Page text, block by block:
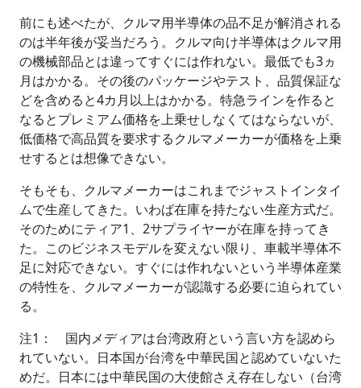
前にも述べたが、クルマ用半導体の品不足が解消される
のは半年後が妥当だろう。クルマ向け半導体はクルマ用
の機械部品とは違ってすぐには作れない。最低でも3ヵ
月はかかる。その後のパッケージやテスト、品質保証な
どを含めると4カ月以上はかかる。特急ラインを作ると
なるとプレミアム価格を上乗せしなくてはならないが、
低価格で高品質を要求するクルマメーカーが価格を上乗
せするとは想像できない。
そもそも、クルマメーカーはこれまでジャストインタイ
ムで生産してきた。いわば在庫を持たない生産方式だ。
そのためにティア1、2サプライヤーが在庫を持ってき
た。このビジネスモデルを変えない限り、車載半導体不
足に対応できない。すぐには作れないという半導体産業
の特性を、クルマメーカーが認識する必要に迫られてい
る。
注1： 国内メディアは台湾政府という言い方を認めら
れていない。日本国が台湾を中華民国と認めていないた
めだ。日本には中華民国の大使館さえ存在しない（台湾